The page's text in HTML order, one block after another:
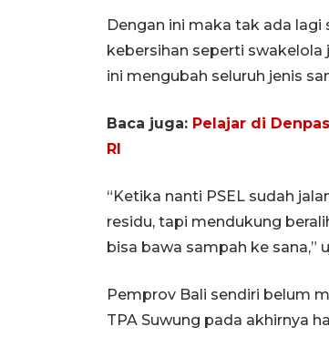
Dengan ini maka tak ada lagi
kebersihan seperti
ini mengubah seluruh jenis
Baca juga: Pelajar di
RI
“Ketika nanti PSEL sudah
residu, tapi mendukung
bisa bawa sampah ke sana,”
Pemprov Bali sendiri belum
TPA Suwung pada akhirnya